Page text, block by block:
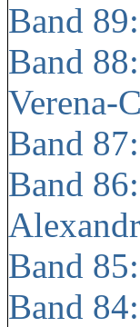
Band
Band 88:
Verena-
Band
Band 86:
Band
Band